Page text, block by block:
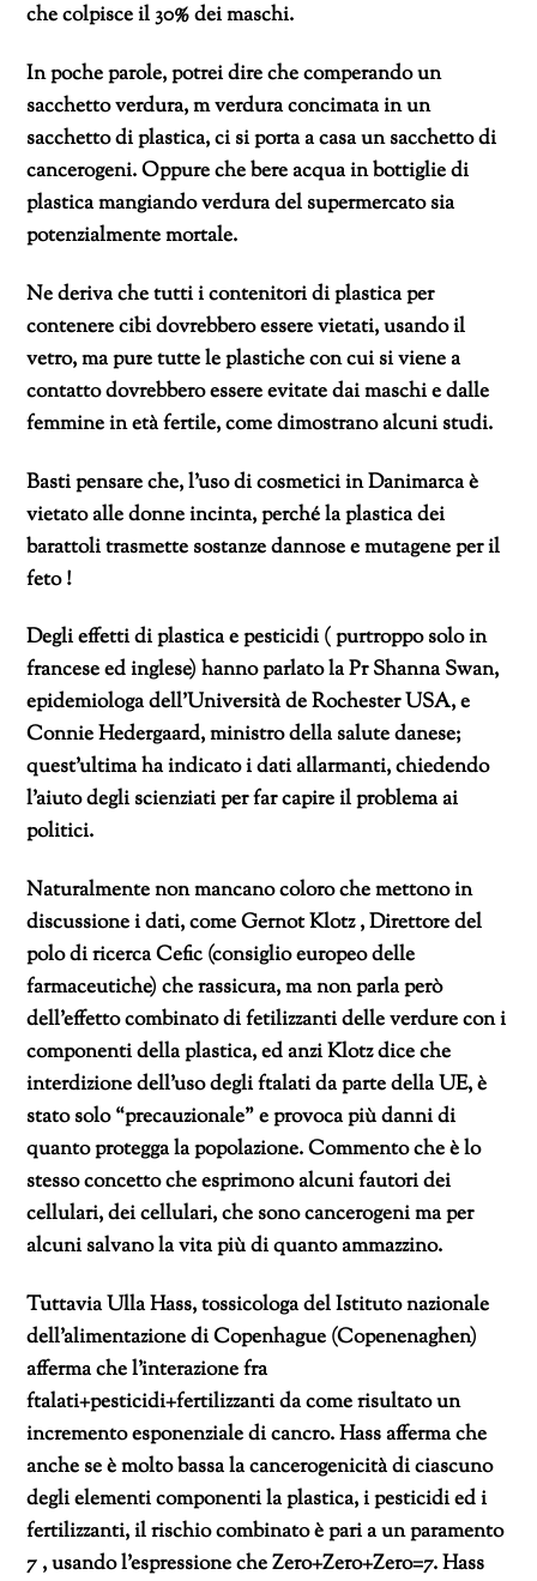
che colpisce il 30% dei maschi.
In poche parole, potrei dire che comperando un
sacchetto verdura, m verdura concimata in un
sacchetto di plastica, ci si porta a casa un sacchetto di
cancerogeni. Oppure che bere acqua in bottiglie di
plastica mangiando verdura del supermercato sia
potenzialmente mortale.
Ne deriva che tutti i contenitori di plastica per
contenere cibi dovrebbero essere vietati, usando il
vetro, ma pure tutte le plastiche con cui si viene a
contatto dovrebbero essere evitate dai maschi e dalle
femmine in età fertile, come dimostrano alcuni studi.
Basti pensare che, l’uso di cosmetici in Danimarca è
vietato alle donne incinta, perché la plastica dei
barattoli trasmette sostanze dannose e mutagene per il
feto !
Degli effetti di plastica e pesticidi ( purtroppo solo in
francese ed inglese) hanno parlato la Pr Shanna Swan,
epidemiologa dell’Università de Rochester USA, e
Connie Hedergaard, ministro della salute danese;
quest’ultima ha indicato i dati allarmanti, chiedendo
l’aiuto degli scienziati per far capire il problema ai
politici.
Naturalmente non mancano coloro che mettono in
discussione i dati, come Gernot Klotz , Direttore del
polo di ricerca Cefic (consiglio europeo delle
farmaceutiche) che rassicura, ma non parla però
dell’effetto combinato di fetilizzanti delle verdure con i
componenti della plastica, ed anzi Klotz dice che
interdizione dell’uso degli ftalati da parte della UE, è
stato solo “precauzionale” e provoca più danni di
quanto protegga la popolazione. Commento che è lo
stesso concetto che esprimono alcuni fautori dei
cellulari, dei cellulari, che sono cancerogeni ma per
alcuni salvano la vita più di quanto ammazzino.
Tuttavia Ulla Hass, tossicologa del Istituto nazionale
dell’alimentazione di Copenhague (Copenenaghen)
afferma che l’interazione fra
ftalati+pesticidi+fertilizzanti da come risultato un
incremento esponenziale di cancro. Hass afferma che
anche se è molto bassa la cancerogenicità di ciascuno
degli elementi componenti la plastica, i pesticidi ed i
fertilizzanti, il rischio combinato è pari a un paramento
7 , usando l’espressione che Zero+Zero+Zero=7. Hass